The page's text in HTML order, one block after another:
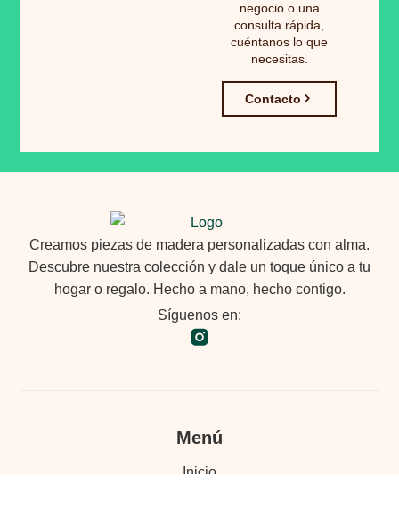
negocio o una
consulta rápida,
cuéntanos lo que
necesitas.
Contacto
Creamos piezas de madera personalizadas con alma.
Descubre nuestra colección y dale un toque único a tu
hogar o regalo. Hecho a mano, hecho contigo.
Síguenos en:
Menú
Inicio